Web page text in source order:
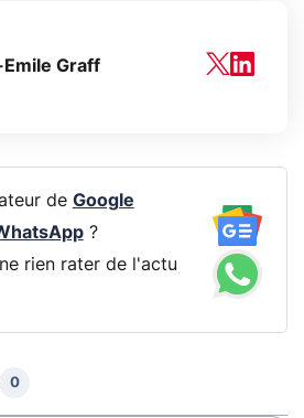
Emile Graff
de Google
?
rien rater de l'actu
0